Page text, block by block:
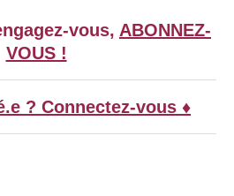
vous, ABONNEZ-
VOUS !
? Connectez-vous ♦